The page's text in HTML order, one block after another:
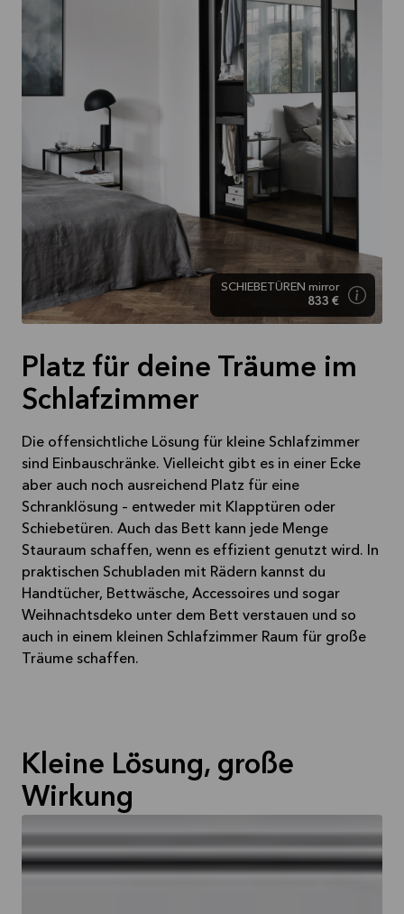
Platz für deine Träume im
Schlafzimmer
Die offensichtliche Lösung für kleine Schlafzimmer
sind Einbauschränke. Vielleicht gibt es in einer Ecke
aber auch noch ausreichend Platz für eine
Schranklösung – entweder mit Klapptüren oder
Schiebetüren. Auch das Bett kann jede Menge
Stauraum schaffen, wenn es effizient genutzt wird. In
praktischen Schubladen mit Rädern kannst du
Handtücher, Bettwäsche, Accessoires und sogar
Weihnachtsdeko unter dem Bett verstauen und so
auch in einem kleinen Schlafzimmer Raum für große
Träume schaffen.
SCHIEBETÜREN mirror
833 €
Kleine Lösung, große
Wirkung